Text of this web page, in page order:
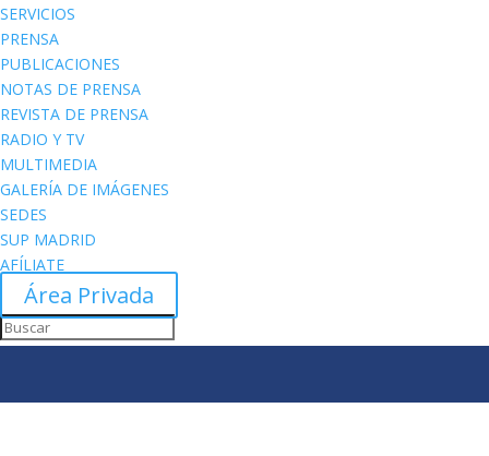
SERVICIOS
PRENSA
PUBLICACIONES
NOTAS DE PRENSA
REVISTA DE PRENSA
RADIO Y TV
MULTIMEDIA
GALERÍA DE IMÁGENES
SEDES
SUP MADRID
AFÍLIATE
Área Privada